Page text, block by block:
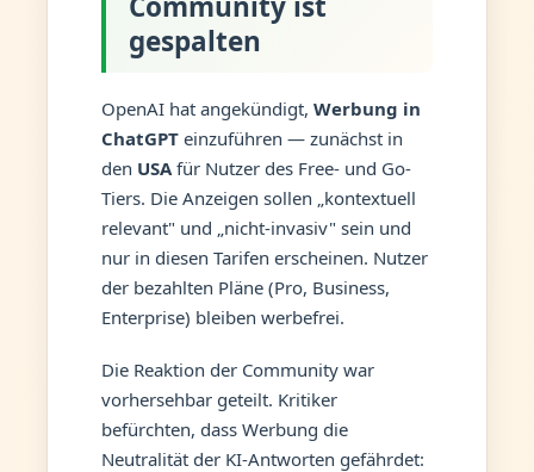
gespalten
OpenAI hat angekündigt, Werbung in
ChatGPTeinzuführen — zunächst in
den USAfür Nutzer des Free- und Go-
Tiers. Die Anzeigen sollen „kontextuell
relevant" und „nicht-invasiv" sein und
nur in diesen Tarifen erscheinen. Nutzer
der bezahlten Pläne (Pro, Business,
Enterprise) bleiben werbefrei.
Die Reaktion der Community war
vorhersehbar geteilt. Kritiker
befürchten, dass Werbung die
Neutralität der KI-Antworten gefährdet: